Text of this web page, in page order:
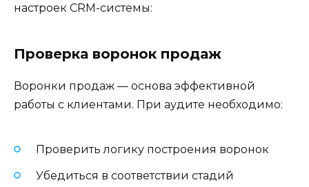
настроек CRM-системы:
Проверка воронок продаж
Воронки продаж — основа эффективной
работы с клиентами. При аудите необходимо:
Проверить логику построения воронок
Убедиться в соответствии стадий